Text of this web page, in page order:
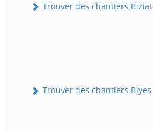
Trouver des chantiers Biziat
Trouver des chantiers Blyes